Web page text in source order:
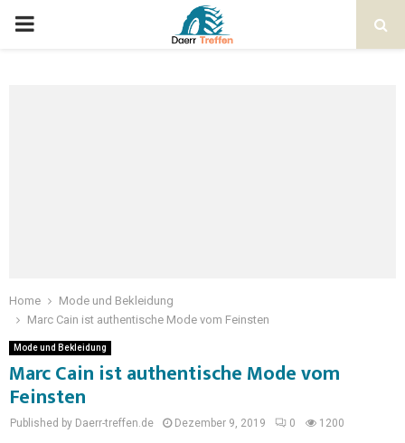
Home
Mode und Bekleidung
Marc Cain ist authentische Mode vom Feinsten
Mode und Bekleidung
Marc Cain ist authentische Mode vom
Feinsten
Published by Daerr-treffen.de Dezember 9, 2019 0 1200